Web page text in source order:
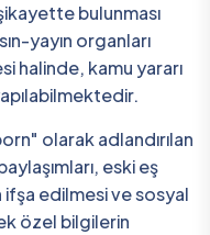
bulunması
yayın organları
halinde, kamu yararı
olarak adlandırılan
eski eş
edilmesi ve sosyal
özel bilgilerin